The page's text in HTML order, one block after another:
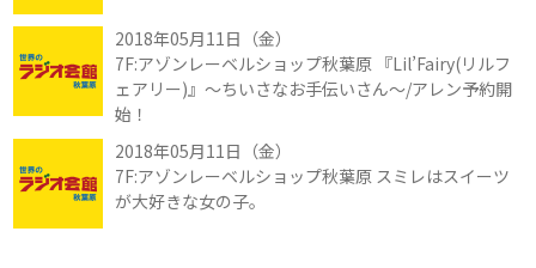
2018年05月11日（金）
7F:アゾンレーベルショップ秋葉原 『Lil’Fairy(リルフ
ェアリー)』～ちいさなお手伝いさん～/アレン予約開
始！
2018年05月11日（金）
7F:アゾンレーベルショップ秋葉原 スミレはスイーツ
が大好きな女の子。